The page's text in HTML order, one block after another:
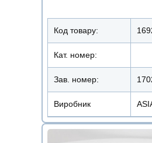
Код товару:
Кат. номер:
Зав. номер:
Виробник